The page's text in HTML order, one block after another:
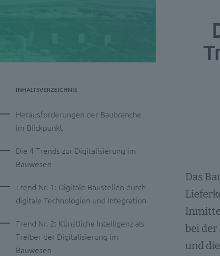
INHALTSVERZEICHNIS
Herausforderungen der Baubranche
im Blickpunkt
Die 4 Trends zur Digitalisierung im
Bauwesen
Trend Nr. 1: Digitale Baustellen durch
digitale Technologien und Integration
Trend Nr. 2: Künstliche Intelligenz als
Treiber der Digitalisierung im
Bauwesen
Das
bei
und